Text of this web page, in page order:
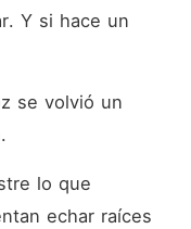
Y si hace un
se volvió un
lo que
echar raíces